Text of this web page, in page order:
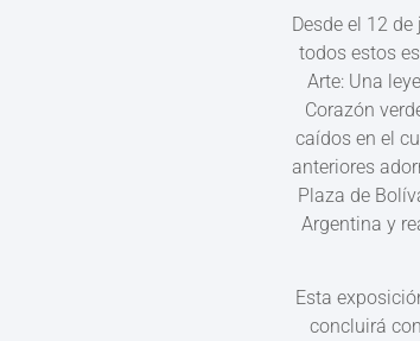
Desde el 12
todos estos
Arte: Una
Corazón
caídos en el
anteriores
Plaza de
Argentina y
Esta
concluirá